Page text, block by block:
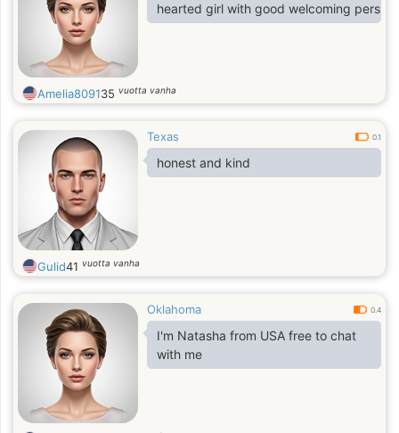
hearted girl with good welcoming
Amelia809135 vuotta vanha
Texas 0.1
honest and kind
Gulid41 vuotta vanha
Oklahoma 0.4
I'm Natasha from USA free to chat
with me